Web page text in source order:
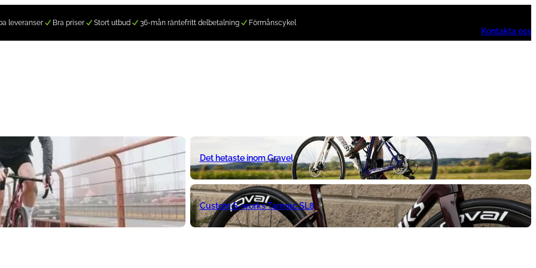
leveranser Bra priser Stort utbud 36-mån räntefritt delbetalning Förmånscykel
Kontakta oss
Det hetaste inom Gravel
Custom S-works Tarmac SL8